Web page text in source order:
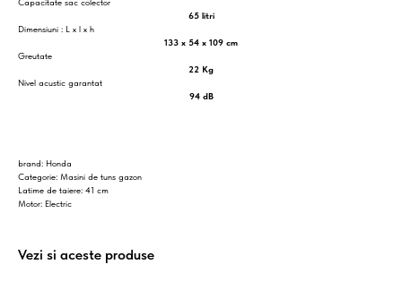
65 litri
Dimensiuni : L x l x h
133 x 54 x 109 cm
Greutate
22 Kg
Nivel acustic garantat
94 dB
brand: Honda
Categorie: Masini de tuns gazon
Latime de taiere: 41 cm
Motor: Electric
Vezi si aceste produse